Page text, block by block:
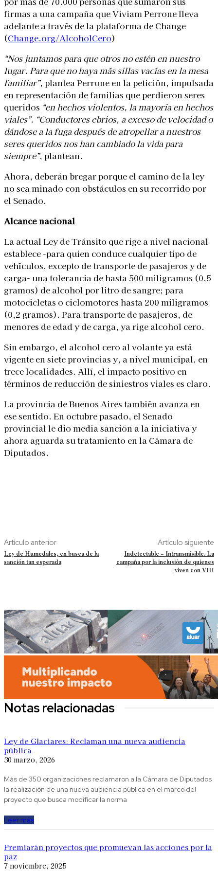
firmas a una campaña que Viviam Perrone lleva
adelante a través de la plataforma de Change
(Change.org/AlcoholCero)
“Nos juntamos para que otros no estén en nuestro
lugar. Para que no haya más sillas vacías en la mesa
familiar”, plantea Perrone en la petición, impulsada
en representación de familias que perdieron seres
queridos “en hechos violentos, la mayoría en hechos
viales”. “Conductores ebrios, a exceso de velocidad o
dándose a la fuga después de atropellar a nuestros
seres queridos nos han cambiado la vida para
siempre”, plantean.
Ahora, deberán bregar porque el camino de la ley
no sea minado con obstáculos en su recorrido por
el Senado.
Alcance nacional
La actual Ley de Tránsito que rige a nivel nacional
establece -para quien conduce cualquier tipo de
vehículos, excepto de transporte de pasajeros y de
carga- una tolerancia de hasta 500 miligramos (0,5
gramos) de alcohol por litro de sangre; para
motocicletas o ciclomotores hasta 200 miligramos
(0,2 gramos). Para transporte de pasajeros, de
menores de edad y de carga, ya rige alcohol cero.
Sin embargo, el alcohol cero al volante ya está
vigente en siete provincias y, a nivel municipal, en
trece localidades. Allí, el impacto positivo en
términos de reducción de siniestros viales es claro.
La provincia de Buenos Aires también avanza en
ese sentido. En octubre pasado, el Senado
provincial le dio media sanción a la iniciativa y
ahora aguarda su tratamiento en la Cámara de
Diputados.
Artículo anterior
Ley de Humedales, en busca de la
sanción tan esperada
Artículo siguiente
Indetectable = Intransmisible. La
campaña por la inclusión de quienes
viven con VIH
Notas relacionadas
Ley de Glaciares: Reclaman una nueva audiencia
pública
30 marzo, 2026
Más de 350 organizaciones reclamaron a la Cámara de Diputados
la realización de una nueva audiencia pública en el marco del
proyecto que busca modificar la norma
Leer más
Premiarán proyectos que promuevan las acciones por la
paz
7 noviembre, 2025